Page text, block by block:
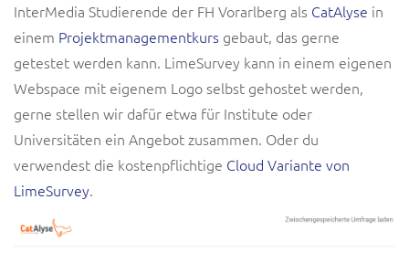
InterMedia Studierende der FH Vorarlberg als CatAlyse in
einem Projektmanagementkurs gebaut, das gerne
getestet werden kann. LimeSurvey kann in einem eigenen
Webspace mit eigenem Logo selbst gehostet werden,
gerne stellen wir dafür etwa für Institute oder
Universitäten ein Angebot zusammen. Oder du
verwendest die kostenpflichtige Cloud Variante von
LimeSurvey.